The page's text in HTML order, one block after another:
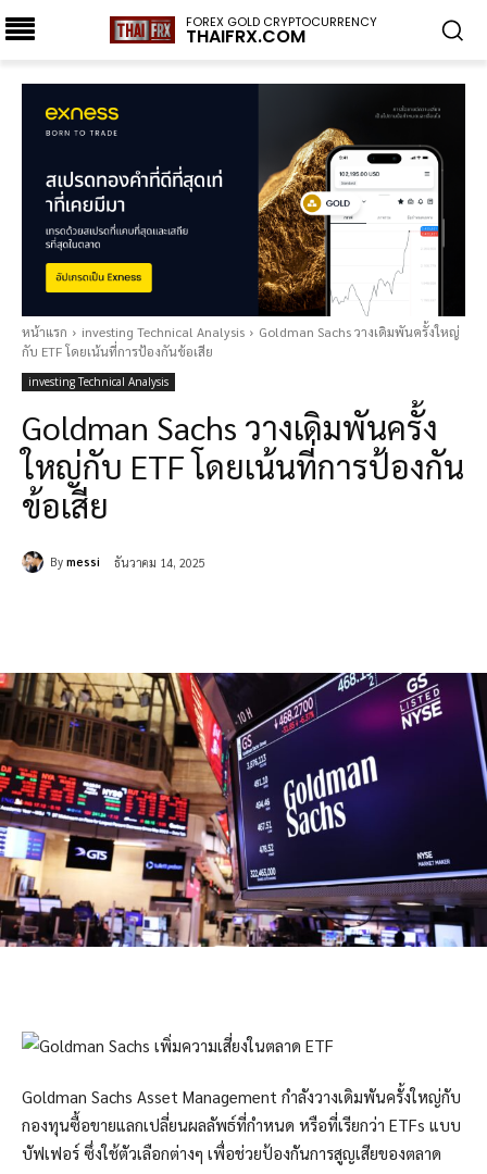
FOREX GOLD CRYPTOCURRENCY
THAIFRX.COM
หน้าแรก investing Technical Analysis
Goldman Sachs วางเดิมพันครั้งใหญ่
กับ ETF โดยเน้นที่การป้องกันข้อเสีย
investing Technical Analysis
Goldman Sachs วางเดิมพันครั้ง
ใหญ่กับ ETF โดยเน้นที่การป้องกัน
ข้อเสีย
By messi ธันวาคม 14, 2025
Goldman Sachs Asset Management กำลังวางเดิมพันครั้งใหญ่กับ
กองทุนซื้อขายแลกเปลี่ยนผลลัพธ์ที่กำหนด หรือที่เรียกว่า ETFs แบบ
บัฟเฟอร์ ซึ่งใช้ตัวเลือกต่างๆ เพื่อช่วยป้องกันการสูญเสียของตลาด